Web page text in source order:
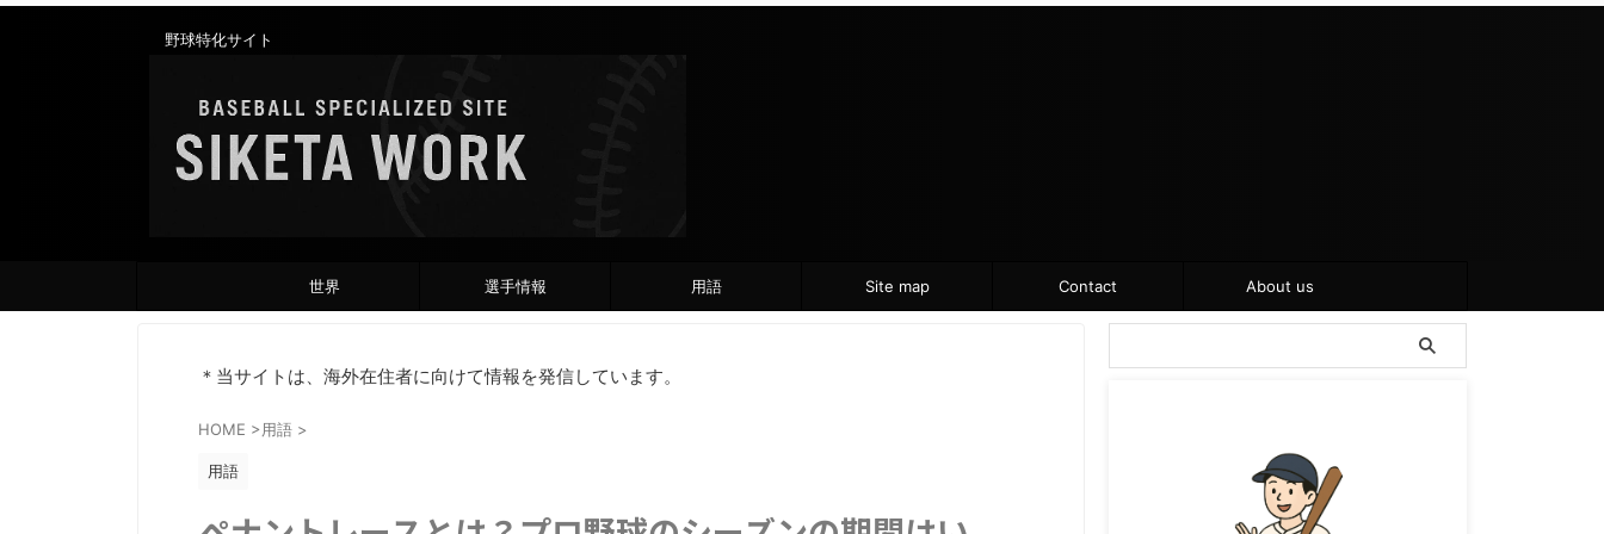
野球特化サイト
世界 選手情報 用語 Site map Contact About us
＊当サイトは、海外在住者に向けて情報を発信しています。
HOME >用語 >
用語